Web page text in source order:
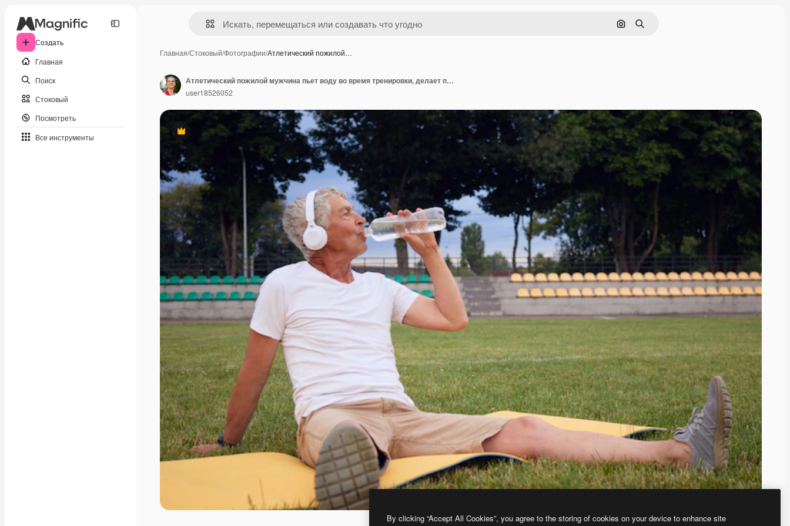
Создать
Главная
Поиск
Стоковый
Посмотреть
Все инструменты
Поиск по изображению
Поиск
Главная/Стоковый/Фотографии/Атлетический пожилой…
Премиум
Атлетический пожилой мужчина пьет воду во время тренировки, делает перерыв во время тренировок на стадионе, сидит на коврике для йоги, держит бутылку в руках, слушает музыку, наслаждается отдыхом во время спортивных занятий на открытом воздухе.
user18526052
By clicking “Accept All Cookies”, you agree to the storing of cookies on your device to enhance site